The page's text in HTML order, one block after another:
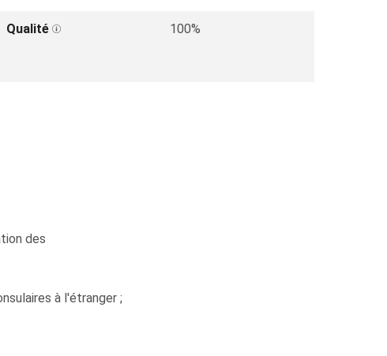
Qualité 100%
des
à l'étranger ;